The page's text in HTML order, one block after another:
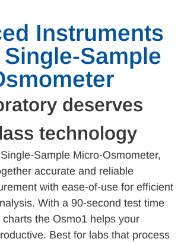
Instruments
Sample
deserves
technology
Sample Micro-Osmometer,
accurate and reliable
with ease-of-use for efficient
With a 90-second test time
the Osmo1 helps your
Best for labs that process